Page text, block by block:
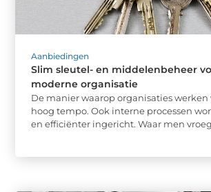
Aanbiedingen
Slim sleutel- en middelenbeheer
moderne organisatie
De manier waarop organisaties werken
hoog tempo. Ook interne processen
en efficiënter ingericht. Waar men